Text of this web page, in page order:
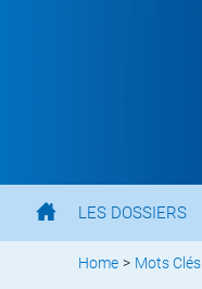
LES DOSSIERS
Home > Mots Clés